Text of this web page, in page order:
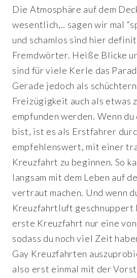
Die Atmosphäre auf dem
wesentlich,.. sagen wir mal
und schamlos sind hier
Fremdwörter. Heiße Blicke
sind für viele Kerle das
Gerade jedoch als
Freizügigkeit auch als etwas
empfunden werden. Wenn
bist, ist es als Erstfahrer
empfehlenswert, mit einer
Kreuzfahrt zu beginnen. So
langsam mit dem Leben auf
vertraut machen. Und wenn
Kreuzfahrtluft geschnuppert
erste Kreuzfahrt nur eine
sodass du noch viel Zeit
Gay Kreuzfahrten
also erst einmal mit der